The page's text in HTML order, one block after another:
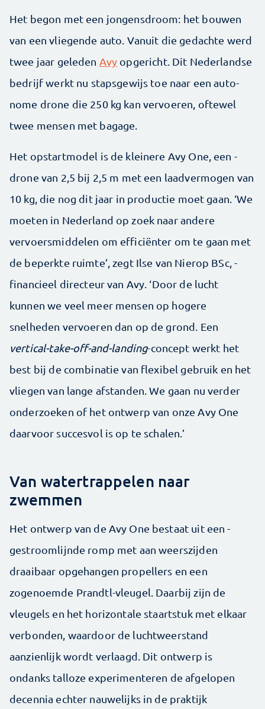
Het begon met een jongensdroom: het bouwen
van een vliegende auto. Vanuit die gedachte werd
twee jaar geleden Avy opgericht. Dit Nederlandse
bedrijf werkt nu stapsgewijs toe naar een auto­
nome drone die 250 kg kan vervoeren, oftewel
twee mensen met bagage.
Het opstartmodel is de kleinere Avy One, een ­
drone van 2,5 bij 2,5 m met een laadvermogen van
10 kg, die nog dit jaar in productie moet gaan. ‘We
moeten in Nederland op zoek naar andere
vervoersmiddelen om efficiënter om te gaan met
de beperkte ruimte’, zegt Ilse van Nierop BSc, ­
financieel directeur van Avy. ‘Door de lucht
kunnen we veel meer mensen op hogere
snelheden vervoeren dan op de grond. Een
vertical-take-off­-and-landing-concept werkt het
best bij de combinatie van flexibel gebruik en het
vliegen van lange afstanden. We gaan nu verder
onderzoeken of het ontwerp van onze Avy One
daarvoor succesvol is op te schalen.’
Van watertrappelen naar
zwemmen
Het ontwerp van de Avy One bestaat uit een ­
gestroomlijnde romp met aan weerszijden
draaibaar opgehangen propellers en een
zogenoemde Prandtl-vleugel. Daarbij zijn de
vleugels en het ­horizontale staartstuk met elkaar
verbonden, waardoor de luchtweerstand
aanzienlijk wordt verlaagd. Dit ontwerp is
ondanks talloze experimenteren de afgelopen
decennia echter nauwelijks in de praktijk